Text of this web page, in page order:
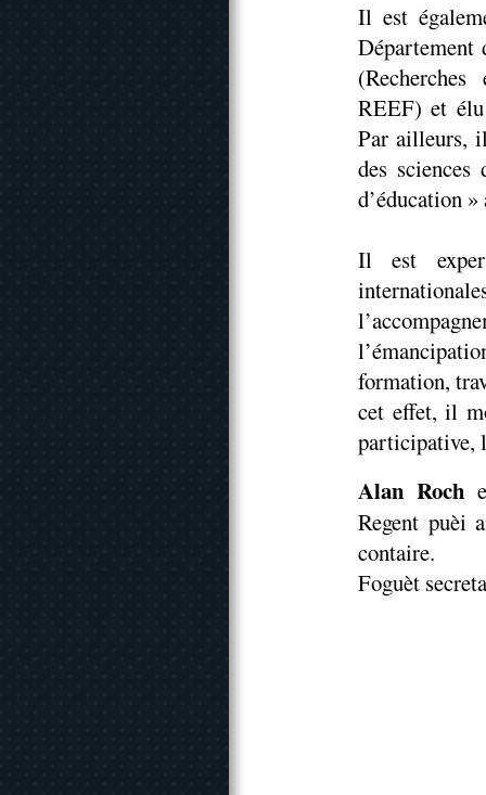
Il est
Département
REEF) et
Par ailleurs,
des
d’éducation
Il est
formation,
cet effet, il
participative,
Alan Roch
Regent puèi
contaire.
Foguèt